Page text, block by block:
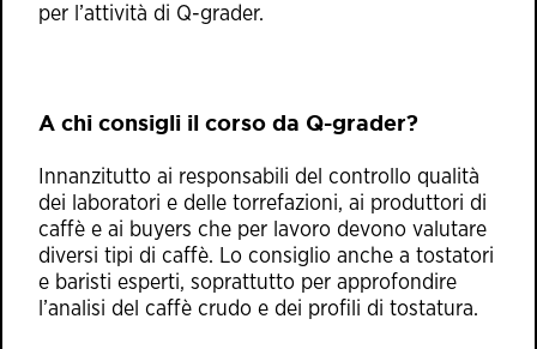
per l’attività di Q-grader.
A chi consigli il corso da Q-grader?
Innanzitutto ai responsabili del controllo qualità
dei laboratori e delle torrefazioni, ai produttori di
caffè e ai buyers che per lavoro devono valutare
diversi tipi di caffè. Lo consiglio anche a tostatori
e baristi esperti, soprattutto per approfondire
l’analisi del caffè crudo e dei profili di tostatura.